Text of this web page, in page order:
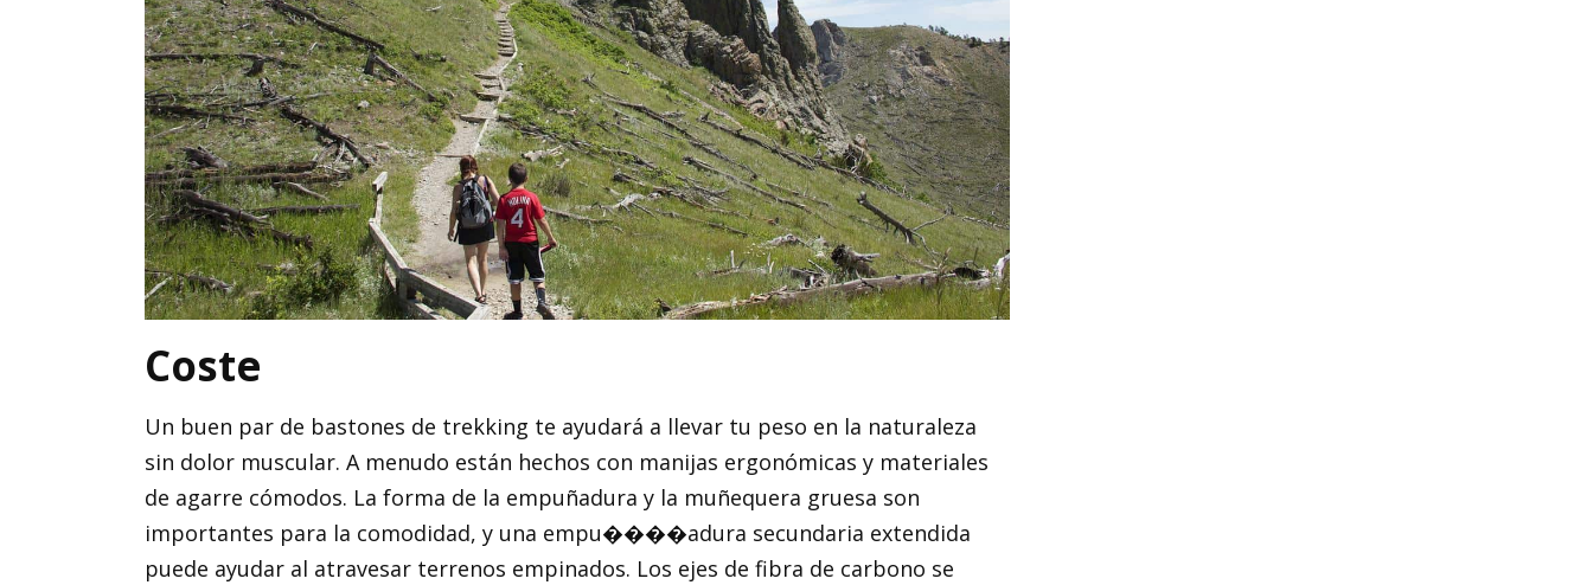
Coste
Un buen par de bastones de trekking te ayudará a llevar tu peso en la naturaleza
sin dolor muscular. A menudo están hechos con manijas ergonómicas y materiales
de agarre cómodos. La forma de la empuñadura y la muñequera gruesa son
importantes para la comodidad, y una empu����adura secundaria extendida
puede ayudar al atravesar terrenos empinados. Los ejes de fibra de carbono se